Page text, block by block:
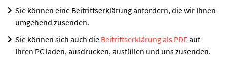
Sie können eine Beitrittserklärung anfordern, die wir Ihnen
umgehend zusenden.
Sie können sich auch die Beitrittserklärung als PDFauf
Ihren PC laden, ausdrucken, ausfüllen und uns zusenden.